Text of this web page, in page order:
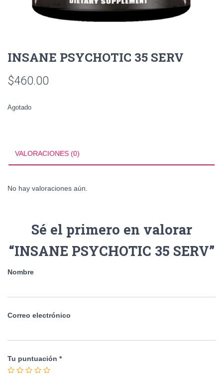
INSANE PSYCHOTIC 35 SERV
$460.00
Agotado
VALORACIONES (0)
No hay valoraciones aún.
Sé el primero en valorar
“INSANE PSYCHOTIC 35 SERV”
Nombre
Correo electrónico
Tu puntuación *